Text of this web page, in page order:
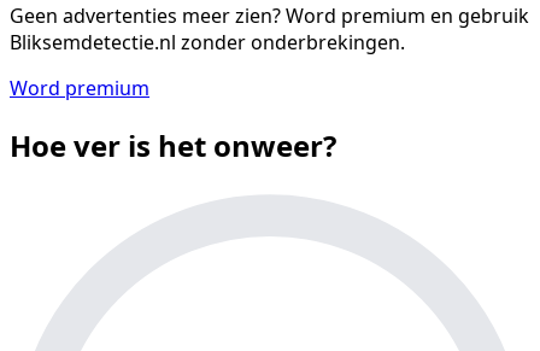
Geen advertenties meer zien?Word premium en gebruik
Bliksemdetectie.nl zonder onderbrekingen.
Word premium
Hoe ver is het onweer?